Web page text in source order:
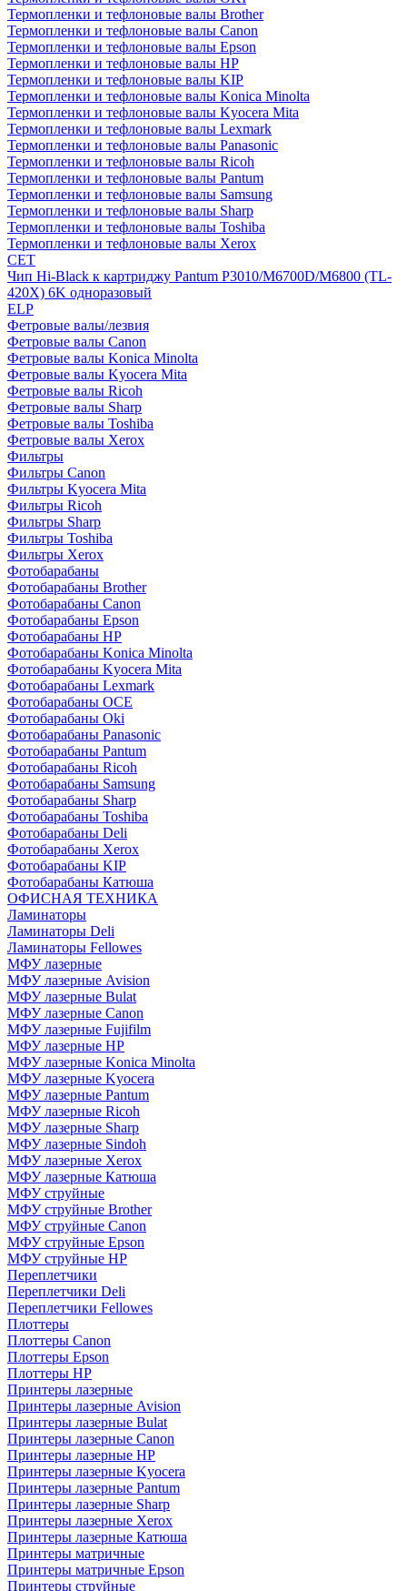
Термопленки и тефлоновые валы Brother
Термопленки и тефлоновые валы Canon
Термопленки и тефлоновые валы Epson
Термопленки и тефлоновые валы HP
Термопленки и тефлоновые валы KIP
Термопленки и тефлоновые валы Konica Minolta
Термопленки и тефлоновые валы Kyocera Mita
Термопленки и тефлоновые валы Lexmark
Термопленки и тефлоновые валы Panasonic
Термопленки и тефлоновые валы Ricoh
Термопленки и тефлоновые валы Pantum
Термопленки и тефлоновые валы Samsung
Термопленки и тефлоновые валы Sharp
Термопленки и тефлоновые валы Toshiba
Термопленки и тефлоновые валы Xerox
CET
Чип Hi-Black к картриджу Pantum P3010/M6700D/M6800 (TL-
420X) 6K одноразовый
ELP
Фетровые валы/лезвия
Фетровые валы Canon
Фетровые валы Konica Minolta
Фетровые валы Kyocera Mita
Фетровые валы Ricoh
Фетровые валы Sharp
Фетровые валы Toshiba
Фетровые валы Xerox
Фильтры
Фильтры Canon
Фильтры Kyocera Mita
Фильтры Ricoh
Фильтры Sharp
Фильтры Toshiba
Фильтры Xerox
Фотобарабаны
Фотобарабаны Brother
Фотобарабаны Canon
Фотобарабаны Epson
Фотобарабаны HP
Фотобарабаны Konica Minolta
Фотобарабаны Kyocera Mita
Фотобарабаны Lexmark
Фотобарабаны OCE
Фотобарабаны Oki
Фотобарабаны Panasonic
Фотобарабаны Pantum
Фотобарабаны Ricoh
Фотобарабаны Samsung
Фотобарабаны Sharp
Фотобарабаны Toshiba
Фотобарабаны Deli
Фотобарабаны Xerox
Фотобарабаны KIP
Фотобарабаны Катюша
ОФИСНАЯ ТЕХНИКА
Ламинаторы
Ламинаторы Deli
Ламинаторы Fellowes
МФУ лазерные
МФУ лазерные Avision
МФУ лазерные Bulat
МФУ лазерные Canon
МФУ лазерные Fujifilm
МФУ лазерные HP
МФУ лазерные Konica Minolta
МФУ лазерные Kyocera
МФУ лазерные Pantum
МФУ лазерные Ricoh
МФУ лазерные Sharp
МФУ лазерные Sindoh
МФУ лазерные Xerox
МФУ лазерные Катюша
МФУ струйные
МФУ струйные Brother
МФУ струйные Canon
МФУ струйные Epson
МФУ струйные HP
Переплетчики
Переплетчики Deli
Переплетчики Fellowes
Плоттеры
Плоттеры Canon
Плоттеры Epson
Плоттеры HP
Принтеры лазерные
Принтеры лазерные Avision
Принтеры лазерные Bulat
Принтеры лазерные Canon
Принтеры лазерные HP
Принтеры лазерные Kyocera
Принтеры лазерные Pantum
Принтеры лазерные Sharp
Принтеры лазерные Xerox
Принтеры лазерные Катюша
Принтеры матричные
Принтеры матричные Epson
Принтеры струйные